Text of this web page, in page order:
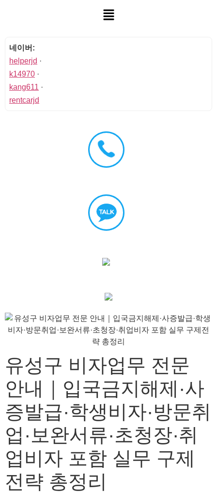
네이버:
helperjd ·
k14970 ·
kang611 ·
rentcarjd
유성구 비자업무 전문
안내｜입국금지해제·사
증발급·학생비자·방문취
업·보완서류·초청장·취
업비자 포함 실무 구제
전략 총정리